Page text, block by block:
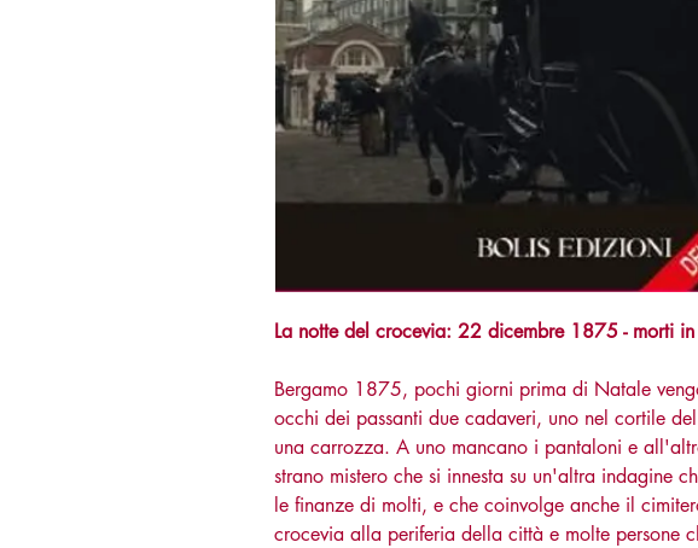
La notte del crocevia: 22 dicembre 1875 - morti
Bergamo 1875, pochi giorni prima di Natale
occhi dei passanti due cadaveri, uno nel cortile
una carrozza. A uno mancano i pantaloni e
strano mistero che si innesta su un'altra indagine
le finanze di molti, e che coinvolge anche il
crocevia alla periferia della città e molte persone